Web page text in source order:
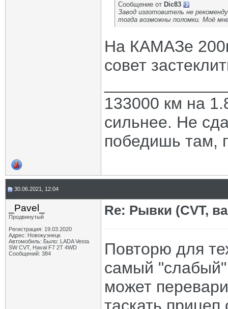
Сообщение от Dic83
Завод изготовитель не
тогда возможны поломки. Моё
На КАМАЗе
совет
133000 км на
сильнее. Не
победишь там,
30.06.2021, 12:04
_Pavel_
Продвинутый
Регистрация: 19.03.2020
Адрес: Новокузнецк
Автомобиль: Было: LADA Vesta
SW CVT, Haval F7 2T 4WD
Сообщений: 384
Re: Рывки (CVT,
Повторю для
самый "слабый"
может